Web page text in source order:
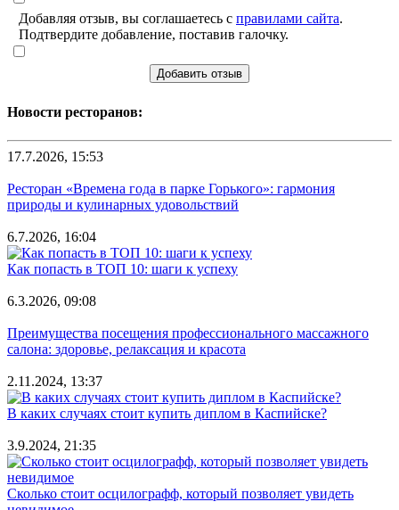
Добавляя отзыв, вы соглашаетесь с правилами сайта.
Подтвердите добавление, поставив галочку.
Добавить отзыв
Новости ресторанов:
17.7.2026, 15:53
Ресторан «Времена года в парке Горького»: гармония
природы и кулинарных удовольствий
6.7.2026, 16:04
Как попасть в ТОП 10: шаги к успеху
6.3.2026, 09:08
Преимущества посещения профессионального массажного
салона: здоровье, релаксация и красота
2.11.2024, 13:37
В каких случаях стоит купить диплом в Каспийске?
3.9.2024, 21:35
Сколько стоит осцилографф, который позволяет увидеть